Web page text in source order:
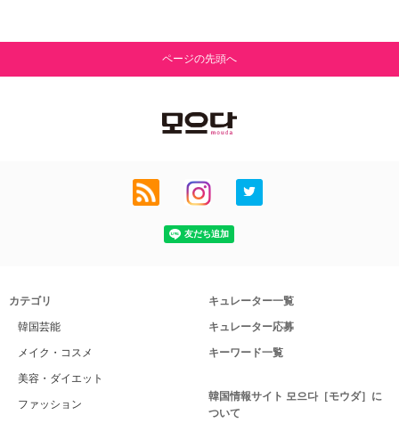
ページの先頭へ
カテゴリ
韓国芸能
メイク・コスメ
美容・ダイエット
ファッション
キュレーター一覧
キュレーター応募
キーワード一覧
韓国情報サイト 모으다［モウダ］に
ついて